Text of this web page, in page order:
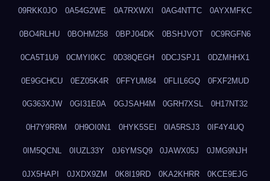
09RKK0JO 0A54G2WE 0A7RXWXI 0AG4NTTC 0AYXMFKC
0BO4RLHU 0BOHM258 0BPJ04DK 0BSHJVOT 0C9RGFN6
0CA5T1U9 0CMYI0KC 0D38QEGH 0DCJSPJ1 0DZMHHX1
0E9GCHCU 0EZ05K4R 0FFYUM84 0FLIL6GQ 0FXF2MUD
0G363XJW 0GI31E0A 0GJSAH4M 0GRH7XSL 0H17NT32
0H7Y9RRM 0H9OI0N1 0HYK5SEI 0IA5RSJ3 0IF4Y4UQ
0IM5QCNL 0IUZL33Y 0J6YMSQ9 0JAWX05J 0JMG9NJH
0JX5HAPI 0JXDX9ZM 0K8I19RD 0KA2KHRR 0KCE9EJG